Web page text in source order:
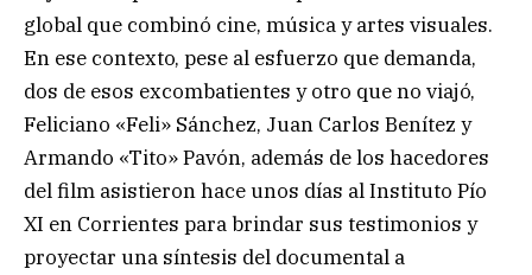
global que combinó cine, música y artes visuales.
En ese contexto, pese al esfuerzo que demanda,
dos de esos excombatientes y otro que no viajó,
Feliciano «Feli» Sánchez, Juan Carlos Benítez y
Armando «Tito» Pavón, además de los hacedores
del film asistieron hace unos días al Instituto Pío
XI en Corrientes para brindar sus testimonios y
proyectar una síntesis del documental a